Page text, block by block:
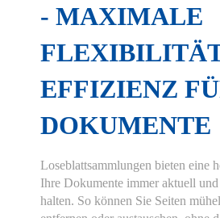
- MAXIMALE
EFFIZIENZ
DOKUMENTE
Loseblattsammlungen bieten eine
Ihre Dokumente immer aktuell
halten. So können Sie Seiten